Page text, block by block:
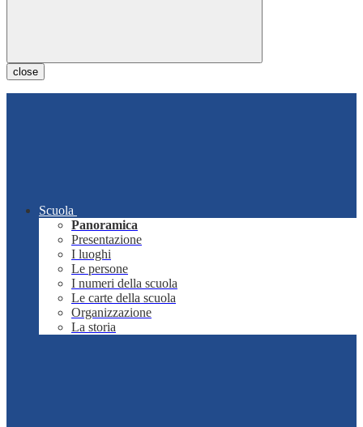
close
Scuola
Panoramica
Presentazione
I luoghi
Le persone
I numeri della scuola
Le carte della scuola
Organizzazione
La storia